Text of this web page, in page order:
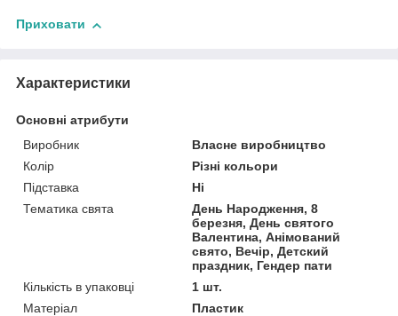
Приховати
Характеристики
Основні атрибути
Виробник
Власне виробництво
Колір
Різні кольори
Підставка
Ні
Тематика свята
День Народження, 8
березня, День святого
Валентина, Анімований
свято, Вечір, Детский
праздник, Гендер пати
Кількість в упаковці
1 шт.
Матеріал
Пластик